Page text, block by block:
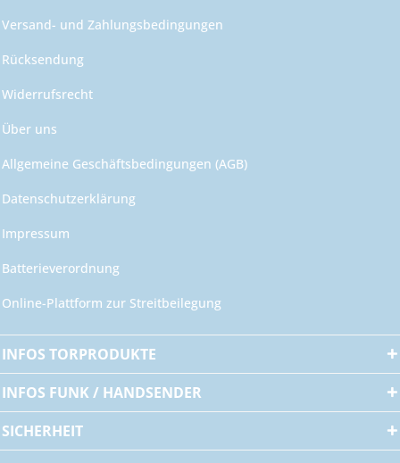
Versand- und Zahlungsbedingungen
Rücksendung
Widerrufsrecht
Über uns
Allgemeine Geschäftsbedingungen (AGB)
Datenschutzerklärung
Impressum
Batterieverordnung
Online-Plattform zur Streitbeilegung
INFOS TORPRODUKTE
INFOS FUNK / HANDSENDER
SICHERHEIT